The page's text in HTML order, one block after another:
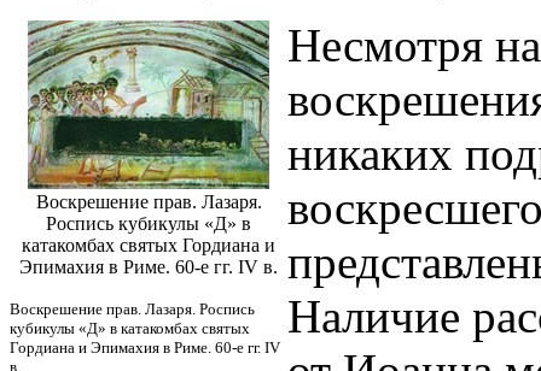
Воскрешение прав. Лазаря.
Роспись кубикулы «Д» в
катакомбах святых Гордиана и
Эпимахия в Риме. 60-е гг. IV в.
Воскрешение прав. Лазаря. Роспись
кубикулы «Д» в катакомбах святых
Гордиана и Эпимахия в Риме. 60-е гг. IV
в.
Несмотря
никаких
Наличие